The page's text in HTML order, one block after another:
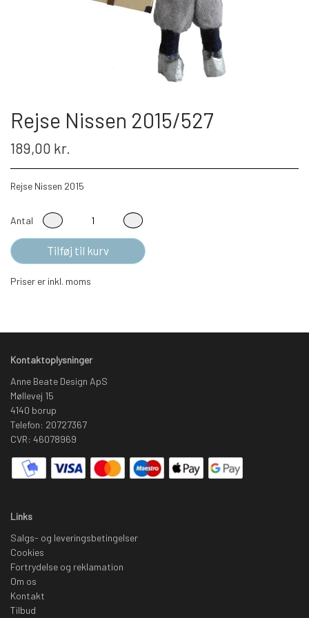
Rejse Nissen 2015/527
189,00 kr.
Rejse Nissen 2015
Antal
Tilføj til kurv
Priser er inkl. moms
Kontaktoplysninger
Anne Beate Design ApS
Møllevej 15
4140 borup
Telefon: 20727367
CVR: 46078969
Links
Salgs- og leveringsbetingelser
Cookies
Fortrydelse og reklamation
Om os
Kontakt
Tilbud